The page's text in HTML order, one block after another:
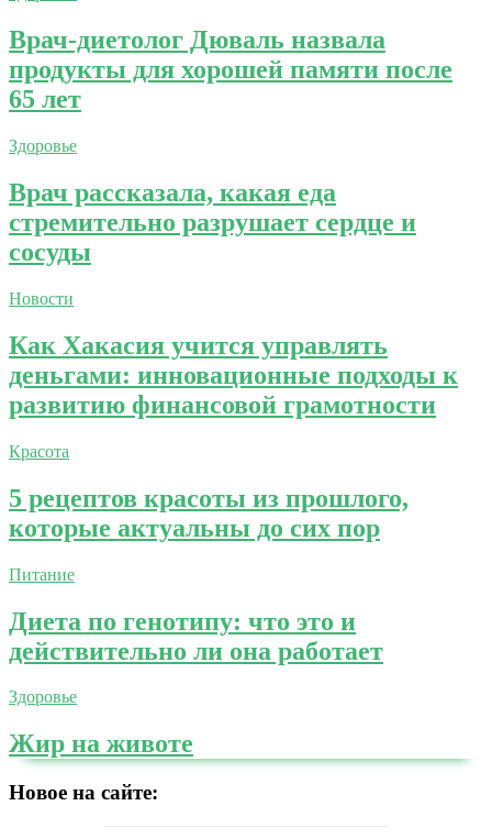
Врач-диетолог Дюваль назвала
продукты для хорошей памяти после
65 лет
Здоровье
Врач рассказала, какая еда
стремительно разрушает сердце и
сосуды
Новости
Как Хакасия учится управлять
деньгами: инновационные подходы к
развитию финансовой грамотности
Красота
5 рецептов красоты из прошлого,
которые актуальны до сих пор
Питание
Диета по генотипу: что это и
действительно ли она работает
Здоровье
Жир на животе
Новое на сайте: